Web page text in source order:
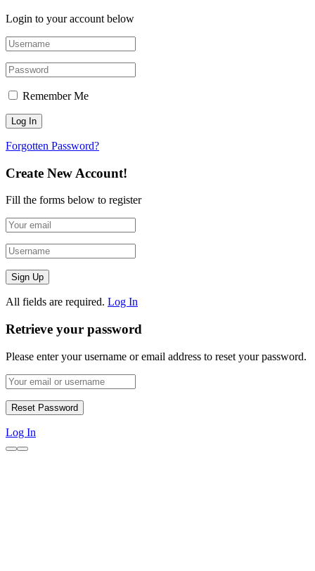
Login to your account below
Remember Me
Forgotten Password?
Create New Account!
Fill the forms below to register
All fields are required. Log In
Retrieve your password
Please enter your username or email address to reset your password.
Log In